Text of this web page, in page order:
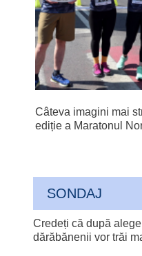
Câteva imagini mai
ediție a Maratonul
SONDAJ
Credeți că după
dărăbănenii vor trăi